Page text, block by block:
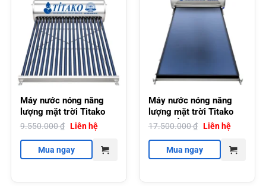
Máy nước nóng năng
lượng mặt trời Titako
220L
9.550.000₫ Liên hệ
Mua ngay
Máy nước nóng năng
lượng mặt trời Titako
tấm phẳng 200 Lít không
17.500.000₫ Liên hệ
Mua ngay